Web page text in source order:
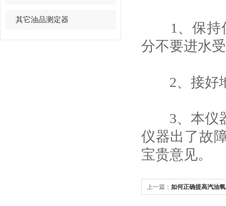
其它油品测定器
1、保持仪
分不要进水
2、接好地
3、本仪器
仪器出了故
宝贵意见。
上一篇： 如何正确提高汽油